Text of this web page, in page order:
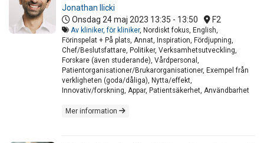
Jonathan Ilicki
Onsdag 24 maj 2023 13:35 - 13:50 F2
Av kliniker, för kliniker, Nordiskt fokus, English,
Förinspelat + På plats, Annat, Inspiration, Fördjupning,
Chef/Beslutsfattare, Politiker, Verksamhetsutveckling,
Forskare (även studerande), Vårdpersonal,
Patientorganisationer/Brukarorganisationer, Exempel från
verkligheten (goda/dåliga), Nytta/effekt,
Innovativ/forskning, Appar, Patientsäkerhet, Användbarhet
Mer information